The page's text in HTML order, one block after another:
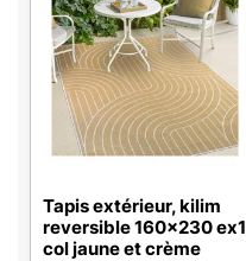
Tapis extérieur, kilim
reversible 160x230 ex1
col jaune et crème